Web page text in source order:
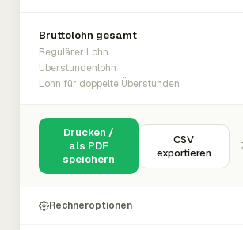
Bruttolohn gesamt
Regulärer Lohn
Überstundenlohn
Lohn für doppelte Überstunden
Drucken /
als PDF
speichern
CSV
exportieren
Rechneroptionen